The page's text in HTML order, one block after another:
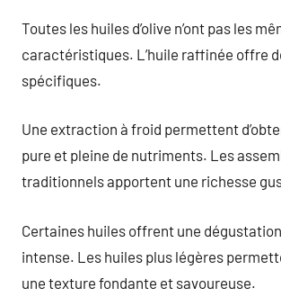
Toutes les huiles d’olive n’ont pas les
caractéristiques. L’huile raffinée offre
spécifiques.
Une extraction à froid permettent
pure et pleine de nutriments. Les
traditionnels apportent une richesse
Certaines huiles offrent une
intense. Les huiles plus légères
une texture fondante et savoureuse.